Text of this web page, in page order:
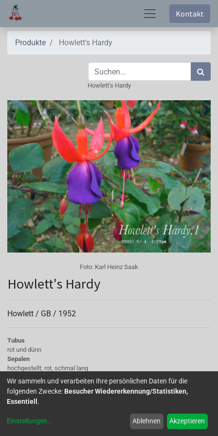
Kontakt
Produkte Howlett's Hardy
Howlett's Hardy
Foto: Karl Heinz Saak
Howlett's Hardy
Howlett / GB / 1952
Tubus
rot und dünn
Sepalen
hochgestellt, rot, schmal lang
Korolle/Petalen
blauviolett, einfach, heller an der Basis, rot geadert
Staubgefäße
rot
rot
Wir sammeln und verarbeiten Ihre persönlichen Daten für die
folgenden Zwecke: Besucher Wiedererkennung/Statistiken,
Essentiell .
Einstellungen... Ablehnen Akzeptieren